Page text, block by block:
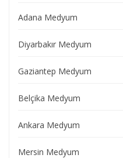
Adana Medyum
Diyarbakır Medyum
Gaziantep Medyum
Belçika Medyum
Ankara Medyum
Mersin Medyum